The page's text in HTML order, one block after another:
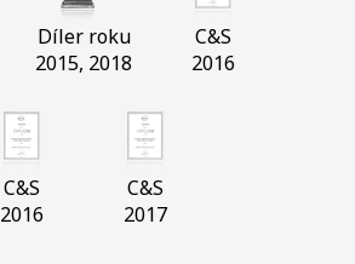
Díler roku
2015, 2018
C&S
2016
C&S
2016
C&S
2017